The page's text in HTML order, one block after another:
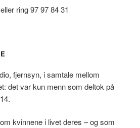
ring 97 97 84 31
fjernsyn, i samtale mellom
det var kun menn som deltok på
kvinnene i livet deres – og som